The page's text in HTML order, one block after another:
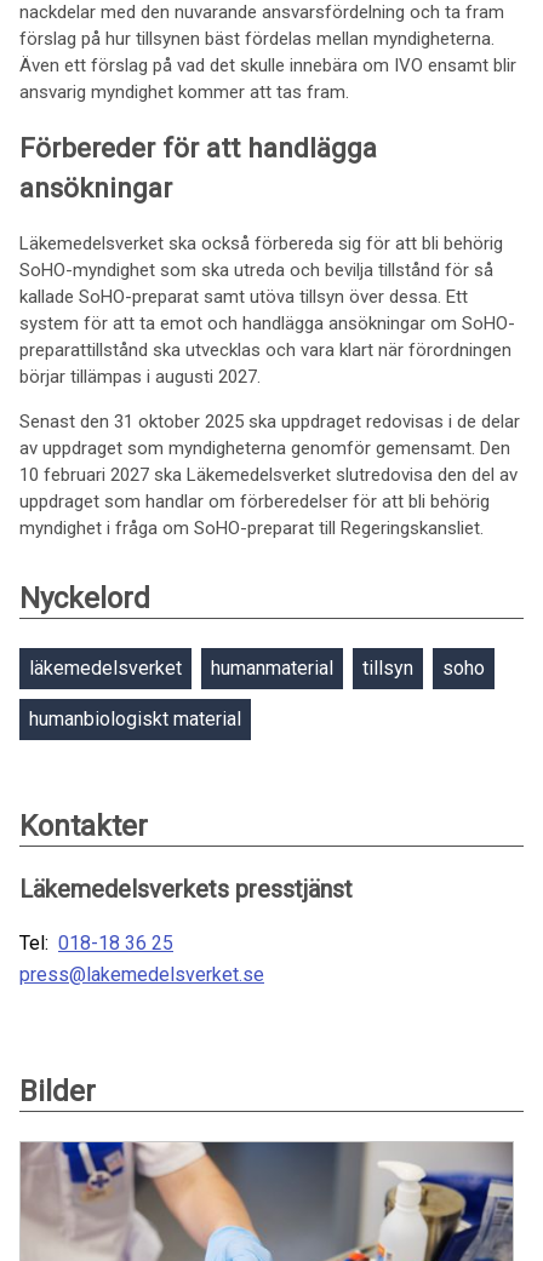
nackdelar med den nuvarande ansvarsfördelning och ta fram
förslag på hur tillsynen bäst fördelas mellan myndigheterna.
Även ett förslag på vad det skulle innebära om IVO ensamt blir
ansvarig myndighet kommer att tas fram.
Förbereder för att handlägga
ansökningar
Läkemedelsverket ska också förbereda sig för att bli behörig
SoHO-myndighet som ska utreda och bevilja tillstånd för så
kallade SoHO-preparat samt utöva tillsyn över dessa. Ett
system för att ta emot och handlägga ansökningar om SoHO-
preparattillstånd ska utvecklas och vara klart när förordningen
börjar tillämpas i augusti 2027.
Senast den 31 oktober 2025 ska uppdraget redovisas i de delar
av uppdraget som myndigheterna genomför gemensamt. Den
10 februari 2027 ska Läkemedelsverket slutredovisa den del av
uppdraget som handlar om förberedelser för att bli behörig
myndighet i fråga om SoHO-preparat till Regeringskansliet.
Nyckelord
läkemedelsverket humanmaterial tillsyn soho
humanbiologiskt material
Kontakter
Läkemedelsverkets presstjänst
Tel: 018-18 36 25
press@lakemedelsverket.se
Bilder